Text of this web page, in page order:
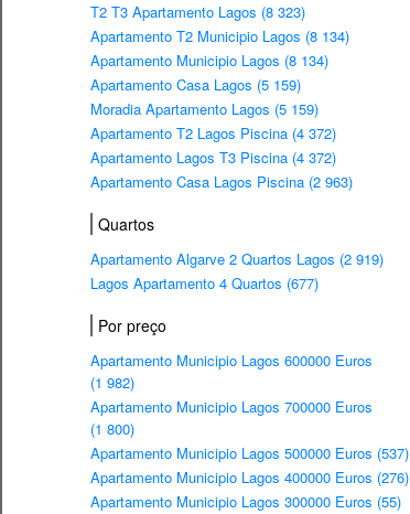
T2 T3 Apartamento Lagos (8 323)
Apartamento T2 Municipio Lagos (8 134)
Apartamento Municipio Lagos (8 134)
Apartamento Casa Lagos (5 159)
Moradia Apartamento Lagos (5 159)
Apartamento T2 Lagos Piscina (4 372)
Apartamento Lagos T3 Piscina (4 372)
Apartamento Casa Lagos Piscina (2 963)
Quartos
Apartamento Algarve 2 Quartos Lagos (2 919)
Lagos Apartamento 4 Quartos (677)
Por preço
Apartamento Municipio Lagos 600000 Euros
(1 982)
Apartamento Municipio Lagos 700000 Euros
(1 800)
Apartamento Municipio Lagos 500000 Euros (537)
Apartamento Municipio Lagos 400000 Euros (276)
Apartamento Municipio Lagos 300000 Euros (55)